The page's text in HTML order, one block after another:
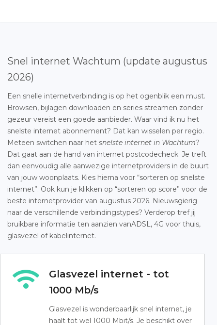
Snel internet Wachtum (update augustus
2026)
Een snelle internetverbinding is op het ogenblik een must.
Browsen, bijlagen downloaden en series streamen zonder
gezeur vereist een goede aanbieder. Waar vind ik nu het
snelste internet abonnement? Dat kan wisselen per regio.
Meteen switchen naar het snelste internet in Wachtum?
Dat gaat aan de hand van internet postcodecheck. Je treft
dan eenvoudig alle aanwezige internetproviders in de buurt
van jouw woonplaats. Kies hierna voor “sorteren op snelste
internet”. Ook kun je klikken op “sorteren op score” voor de
beste internetprovider van augustus 2026. Nieuwsgierig
naar de verschillende verbindingstypes? Verderop tref jij
bruikbare informatie ten aanzien vanADSL, 4G voor thuis,
glasvezel of kabelinternet.
Glasvezel internet - tot
1000 Mb/s
Glasvezel is wonderbaarlijk snel internet, je
haalt tot wel 1000 Mbit/s. Je beschikt over